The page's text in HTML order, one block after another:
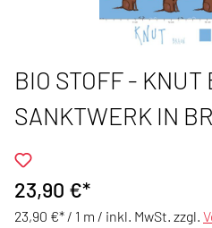
BIO STOFF - KNUT
SANKTWERK IN
23,90 €*
23,90 €* / 1 m / inkl. MwSt. zzgl.